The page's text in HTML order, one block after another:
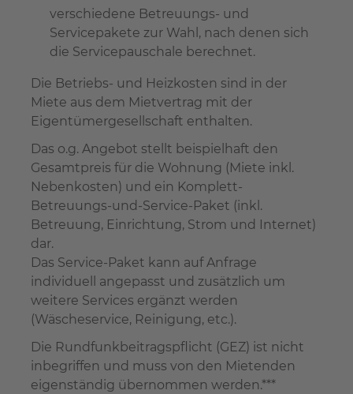
verschiedene Betreuungs- und
Servicepakete zur Wahl, nach denen sich
die Servicepauschale berechnet.
Die Betriebs- und Heizkosten sind in der
Miete aus dem Mietvertrag mit der
Eigentümergesellschaft enthalten.
Das o.g. Angebot stellt beispielhaft den
Gesamtpreis für die Wohnung (Miete inkl.
Nebenkosten) und ein Komplett-
Betreuungs-und-Service-Paket (inkl.
Betreuung, Einrichtung, Strom und Internet)
dar.
Das Service-Paket kann auf Anfrage
individuell angepasst und zusätzlich um
weitere Services ergänzt werden
(Wäscheservice, Reinigung, etc.).
Die Rundfunkbeitragspflicht (GEZ) ist nicht
inbegriffen und muss von den Mietenden
eigenständig übernommen werden.***